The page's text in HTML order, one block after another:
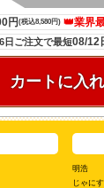
👑業界
円(税込8,580円)
日ご注文で最短08/12
カートに入
明浩
じゃにす